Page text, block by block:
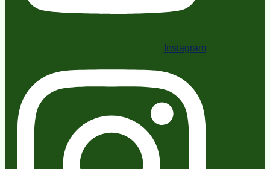
Instagram